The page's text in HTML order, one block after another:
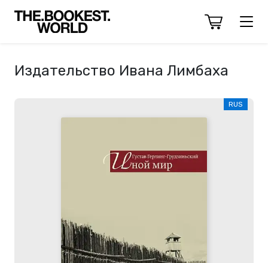
Издательство Ивана Лимбаха
RUS